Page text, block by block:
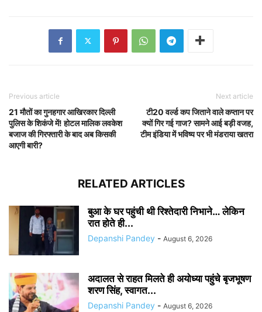
Previous article
21 मौतों का गुनहगार आखिरकार दिल्ली
पुलिस के शिकंजे में! होटल मालिक लवकेश
बजाज की गिरफ्तारी के बाद अब किसकी
आएगी बारी?
Next article
टी20 वर्ल्ड कप जिताने वाले कप्तान पर
क्यों गिर गई गाज? सामने आई बड़ी वजह,
टीम इंडिया में भविष्य पर भी मंडराया खतरा
RELATED ARTICLES
बुआ के घर पहुंची थी रिश्तेदारी निभाने… लेकिन
रात होते ही...
Depanshi Pandey - August 6, 2026
अदालत से राहत मिलते ही अयोध्या पहुंचे बृजभूषण
शरण सिंह, स्वागत...
Depanshi Pandey - August 6, 2026